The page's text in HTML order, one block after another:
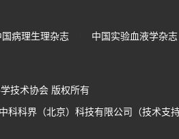
国病理生理杂志
中国实验血液学杂志
技术协会 版权所有
中科科界（北京）科技有限公司（技术支